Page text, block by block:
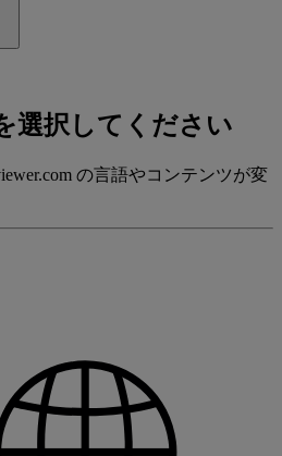
選択してください
の言語やコンテンツが変